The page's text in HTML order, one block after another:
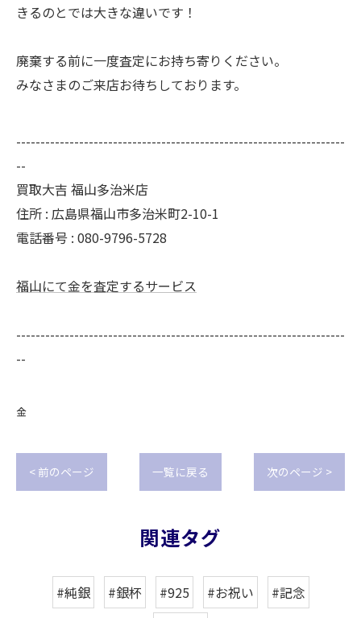
きるのとでは大きな違いです！
廃棄する前に一度査定にお持ち寄りください。
みなさまのご来店お待ちしております。
--------------------------------------------------------------------
--
買取大吉 福山多治米店
住所 : 広島県福山市多治米町2-10-1
電話番号 : 080-9796-5728
福山にて金を査定するサービス
--------------------------------------------------------------------
--
金
< 前のページ 一覧に戻る 次のページ >
関連タグ
#純銀 #銀杯 #925 #お祝い #記念